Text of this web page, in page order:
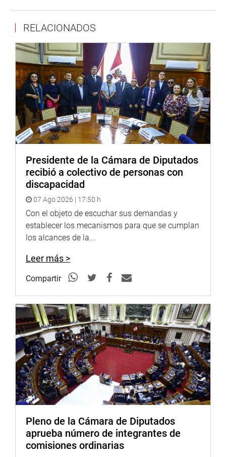
Ministerio de Economía y Finanzas y a la Contraloría, que
“Dos funcionarios del MEF y uno de la Contraloría están
presentes en la sala en calidad de observadores y para
brindar la asistencia técnica legal en caso se requiera”,
añadió el legislador.
Enseguida dio a conocer el marco constitucional y
normativo que tiene en cuenta la Comisión de
Presupuesto. “El artículo 74 de la Constitución señala el
congresistas no tenemos iniciativa de gasto es decir no
podemos crear ni aumentar gasto público”, puntualizó el
legislador.
LEY DE ENDEUDAMIENTO PÚBLICO
Por unanimidad, con 21 votos a favor, fue aprobado el
dictamen recaído Proyecto de Ley 2908/2022-PE, Ley de
Endeudamiento del Sector Público para el Año Fiscal
2023.
El debate se inició con la participación del Ministro de
Economía, Kurt Burneo Farfán, quien dio su parecer
respecto del predictamen presentado por la Comisión de
Presupuesto, para lo cual desplego intensas jornadas de
trabajo y recibió a los titulares de los pliegos para que
expongan sus partidas asignadas para el próximo
ejercicio fiscal.
“Lo que se busca es llegar a un acuerdo básico de lo que
será la ley del presupuesto público del próximo año.
Estamos discutiendo una de las fuentes de
financiamiento del presupuesto de la República. Hay
varios artículos en donde existe concordancia entre lo
propuesto por la comisión y los congresistas”, dijo
Burneo.
RELACIONADOS
Presidente de la Cámara de Diputados
recibió a colectivo de personas con
discapacidad
07 Ago 2026 | 17:50 h
Con el objeto de escuchar sus demandas y
establecer los mecanismos para que se cumplan
los alcances de la...
Leer más >
Compartir
Pleno de la Cámara de Diputados
aprueba número de integrantes de
comisiones ordinarias